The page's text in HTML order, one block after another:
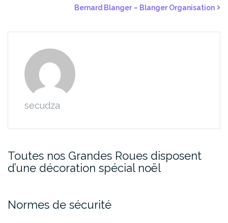
Bernard Blanger – Blanger Organisation
secudza
Toutes nos Grandes Roues disposent
d’une décoration spécial noël
Normes de sécurité